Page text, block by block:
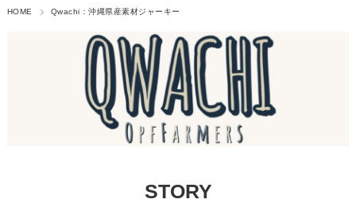
HOME Qwachi：沖縄県産素材ジャーキー
STORY